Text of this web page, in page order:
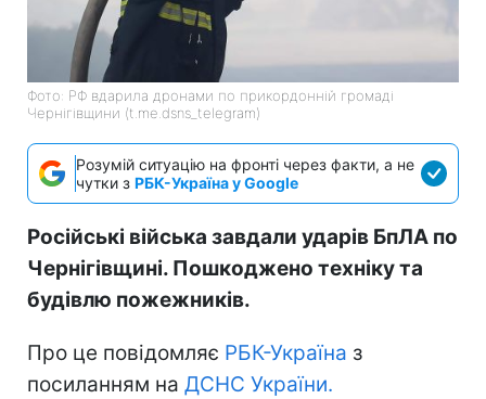
Фото: РФ вдарила дронами по прикордонній громаді
Чернігівщини (t.me.dsns_telegram)
Розумій ситуацію на фронті через факти, а не
чутки з РБК-Україна у Google
Російські війська завдали ударів БпЛА по
Чернігівщині. Пошкоджено техніку та
будівлю пожежників.
Про це повідомляє РБК-Україна з
посиланням на ДСНС України.